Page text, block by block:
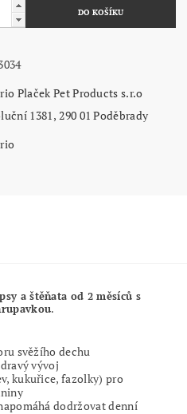
Plaček Pet Products s.r.o
1381, 290 01 Poděbrady
a štěňata od 2 měsíců s
.
svěžího dechu
vývoj
kukuřice, fazolky) pro
dodržovat denní